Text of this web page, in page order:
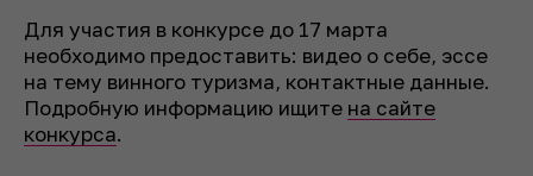
Для участия в конкурсе до 17 марта
необходимо предоставить: видео о себе, эссе
на тему винного туризма, контактные данные.
Подробную информацию ищите на сайте
конкурса.